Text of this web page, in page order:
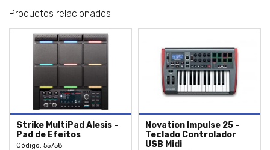
Productos relacionados
Strike MultiPad Alesis –
Pad de Efeitos
Código: 55758
Novation Impulse 25 –
Teclado Controlador
USB Midi